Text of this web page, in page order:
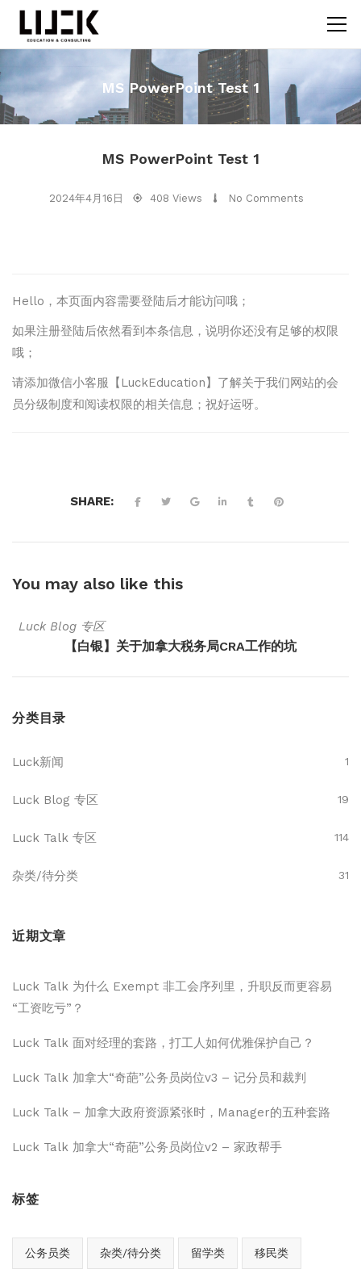
MS PowerPoint Test 1
MS PowerPoint Test 1
2024年4月16日 408 Views No Comments
Hello，本页面内容需要登陆后才能访问哦；
如果注册登陆后依然看到本条信息，说明你还没有足够的权限
哦；
请添加微信小客服【LuckEducation】了解关于我们网站的会
员分级制度和阅读权限的相关信息；祝好运呀。
SHARE:
You may also like this
Luck Blog 专区
【白银】关于加拿大税务局CRA工作的坑
分类目录
Luck新闻 1
Luck Blog 专区 19
Luck Talk 专区 114
杂类/待分类 31
近期文章
Luck Talk 为什么 Exempt 非工会序列里，升职反而更容易
“工资吃亏”？
Luck Talk 面对经理的套路，打工人如何优雅保护自己？
Luck Talk 加拿大“奇葩”公务员岗位v3 – 记分员和裁判
Luck Talk – 加拿大政府资源紧张时，Manager的五种套路
Luck Talk 加拿大“奇葩”公务员岗位v2 – 家政帮手
标签
公务员类 杂类/待分类 留学类 移民类